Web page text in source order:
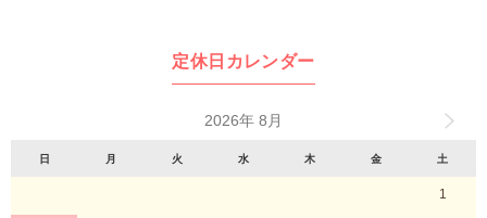
定休日カレンダー
2026年 8月
日 月 火 水 木 金 土
1